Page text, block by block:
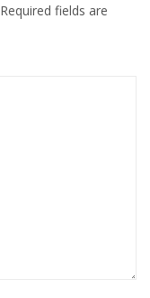
Required fields are